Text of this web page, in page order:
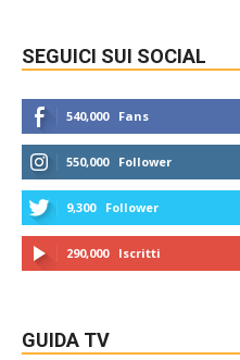
SEGUICI SUI SOCIAL
540,000 Fans
550,000 Follower
9,300 Follower
290,000 Iscritti
GUIDA TV